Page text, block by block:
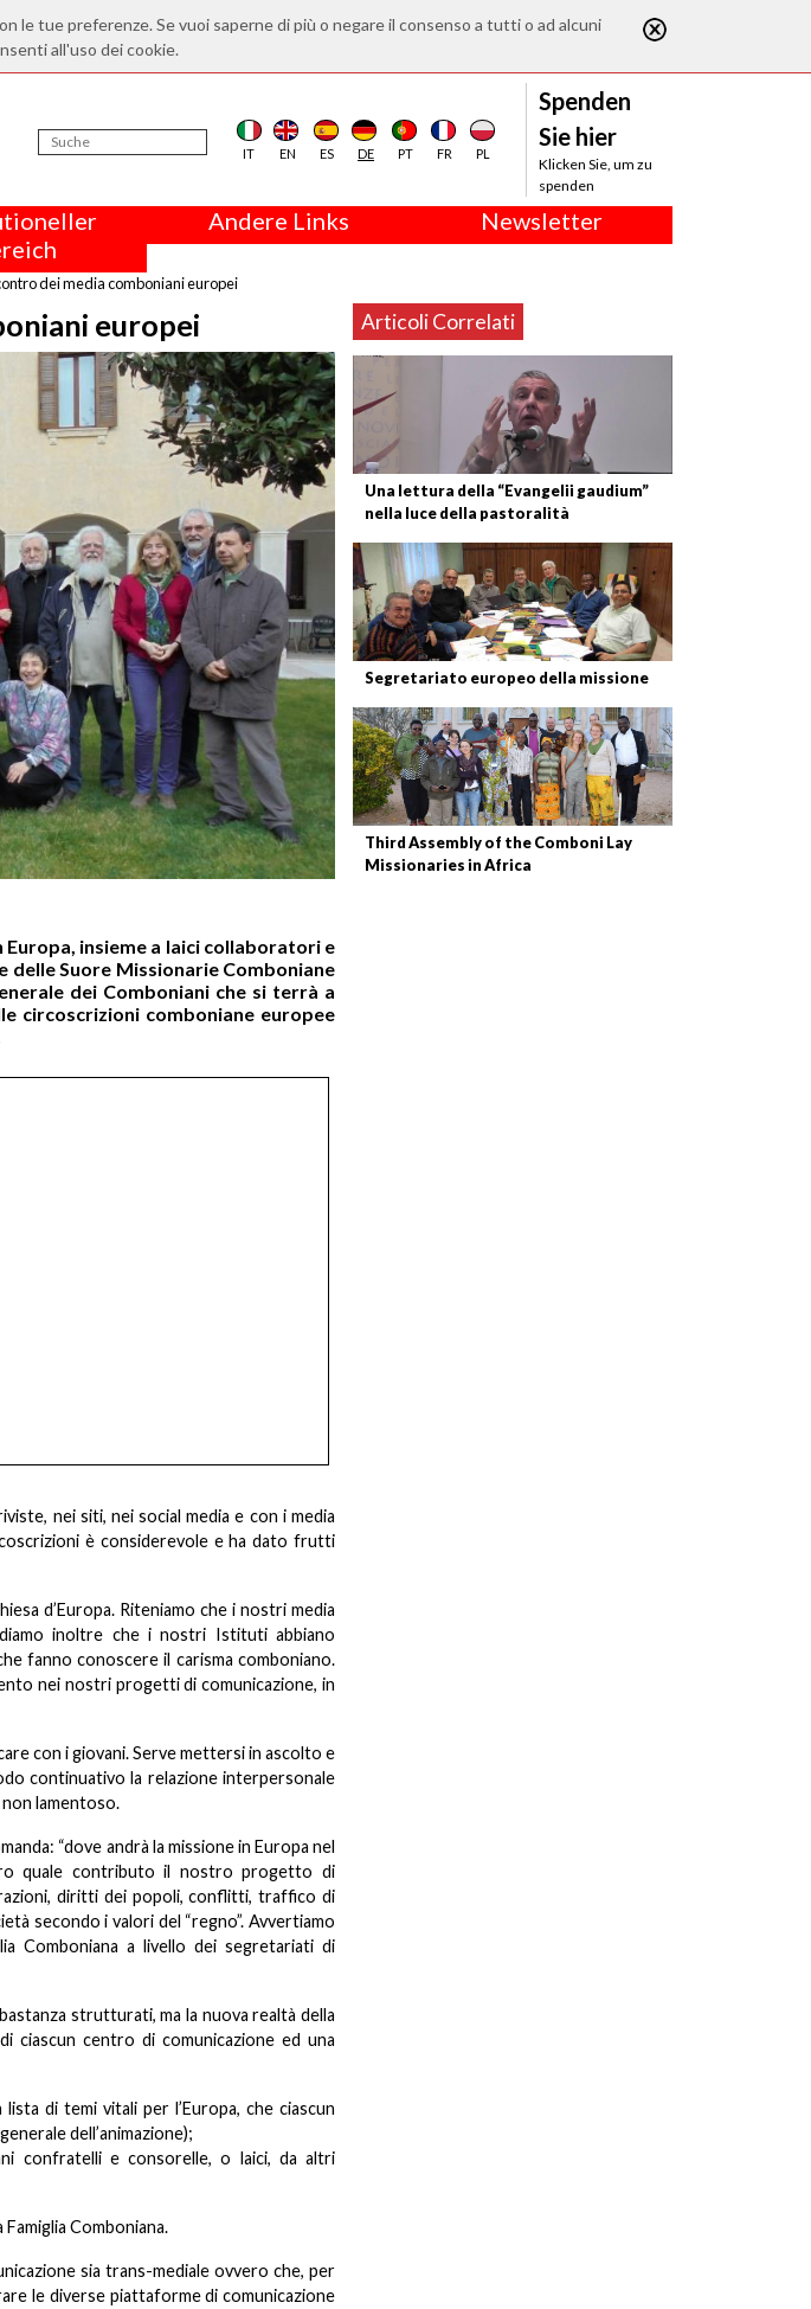
le tue preferenze. Se vuoi saperne di più o negare il consenso a tutti o ad alcuni
all'uso dei cookie.
IT EN ES DE PT FR PL
Spenden
Sie hier
Klicken Sie, um zu
spenden
Andere Links Newsletter
dei media comboniani europei
europei Articoli Correlati
Una lettura della “Evangelii gaudium”
nella luce della pastoralità
Segretariato europeo della missione
Third Assembly of the Comboni Lay
Missionaries in Africa
Europa, insieme a laici collaboratori e
Suore Missionarie Comboniane
dei Comboniani che si terrà a
circoscrizioni comboniane europee
nei siti, nei social media e con i media
è considerevole e ha dato frutti
d’Europa. Riteniamo che i nostri media
inoltre che i nostri Istituti abbiano
fanno conoscere il carisma comboniano.
nei nostri progetti di comunicazione, in
con i giovani. Serve mettersi in ascolto e
continuativo la relazione interpersonale
lamentoso.
“dove andrà la missione in Europa nel
quale contributo il nostro progetto di
diritti dei popoli, conflitti, traffico di
secondo i valori del “regno”. Avvertiamo
Comboniana a livello dei segretariati di
strutturati, ma la nuova realtà della
ciascun centro di comunicazione ed una
di temi vitali per l’Europa, che ciascun
dell’animazione);
confratelli e consorelle, o laici, da altri
Comboniana.
sia trans-mediale ovvero che, per
le diverse piattaforme di comunicazione